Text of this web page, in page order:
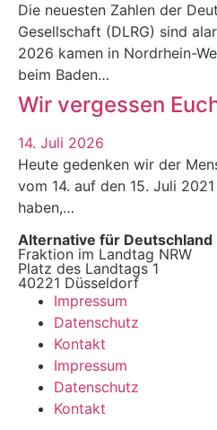
Die neuesten Zahlen der
Gesellschaft (DLRG) sind
2026 kamen in Nordrhein-
beim Baden…
Wir vergessen
14. Juli 2026
Heute gedenken wir der
vom 14. auf den 15. Juli
haben,…
Alternative für Deutschland
Fraktion im Landtag NRW
Platz des Landtags 1
40221 Düsseldorf
Impressum
Datenschutz
Kontakt
Impressum
Datenschutz
Kontakt